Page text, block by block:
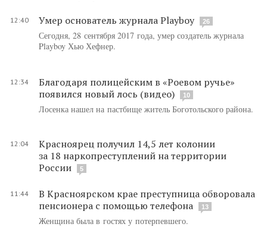
12:40 Умер основатель журнала Playboy 26
Сегодня, 28 сентября 2017 года, умер создатель журнала
Playboy Хью Хефнер.
12:34
Благодаря полицейским в «Роевом ручье»
появился новый лось (видео)
10
Лосенка нашел на пастбище житель Боготольского района.
12:04
Красноярец получил 14,5 лет колонии
за 18 наркопреступлений на территории
России
5
11:44
В Красноярском крае преступница обворовала
пенсионера с помощью телефона
13
Женщина была в гостях у потерпевшего.